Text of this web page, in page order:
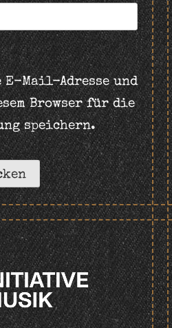
E-Mail-Adresse und
Browser für die
speichern.